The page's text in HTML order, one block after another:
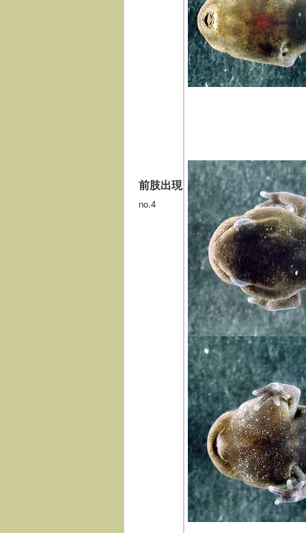
前肢出現
no.4